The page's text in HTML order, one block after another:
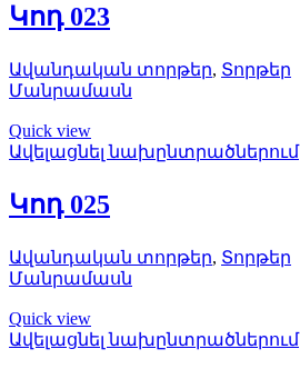
Կոդ 023
Ավանդական տորթեր, Տորթեր
Մանրամասն
Quick view
Ավելացնել նախընտրածներում
Կոդ 025
Ավանդական տորթեր, Տորթեր
Մանրամասն
Quick view
Ավելացնել նախընտրածներում